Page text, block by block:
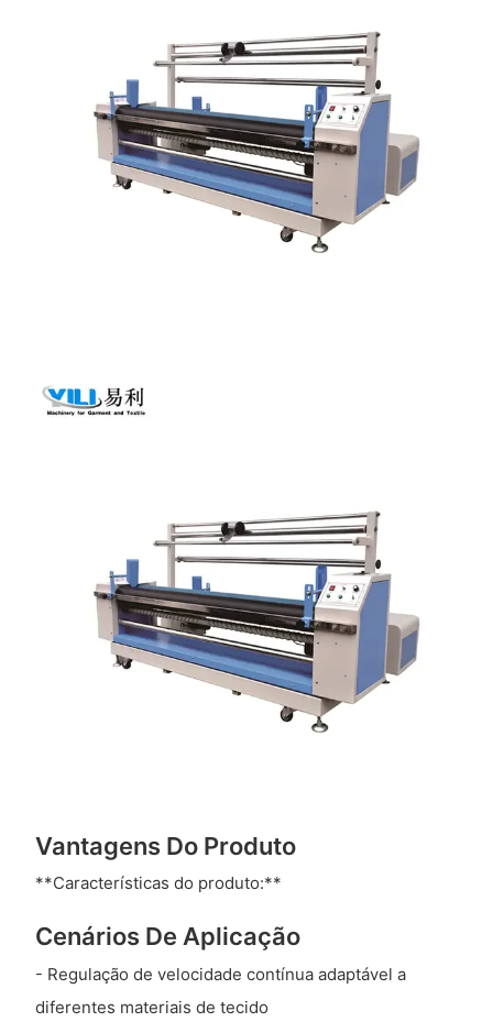
Vantagens Do Produto
**Características do produto:**
Cenários De Aplicação
- Regulação de velocidade contínua adaptável a
diferentes materiais de tecido